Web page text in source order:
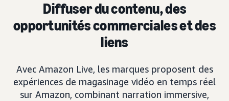
Diffuser du contenu, des
opportunités commerciales et des
liens
Avec Amazon Live, les marques proposent des
expériences de magasinage vidéo en temps réel
sur Amazon, combinant narration immersive,